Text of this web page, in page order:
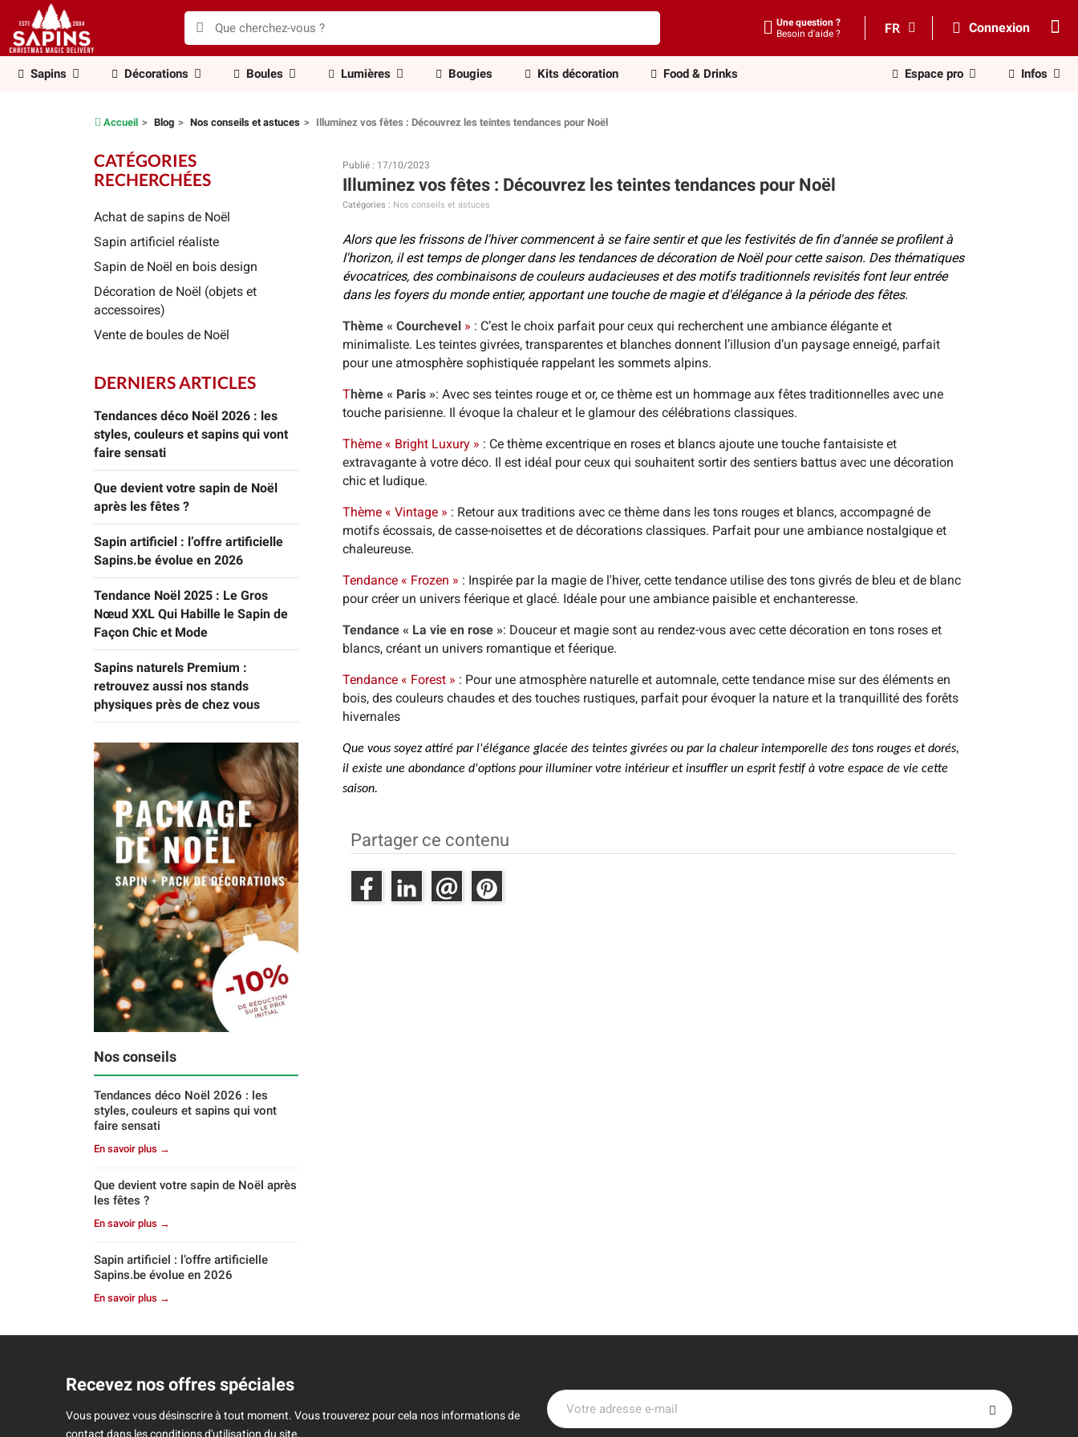
Une question ?
Besoin d'aide ?
FR Connexion
Sapins Décorations Boules Lumières Bougies Kits décoration Food & Drinks Espace pro Infos
Accueil Blog Nos conseils et astuces Illuminez vos fêtes : Découvrez les teintes tendances pour Noël
CATÉGORIES
RECHERCHÉES
Achat de sapins de Noël
Sapin artificiel réaliste
Sapin de Noël en bois design
Décoration de Noël (objets et
accessoires)
Vente de boules de Noël
DERNIERS ARTICLES
Tendances déco Noël 2026 : les
styles, couleurs et sapins qui vont
faire sensati
Que devient votre sapin de Noël
après les fêtes ?
Sapin artificiel : l’offre artificielle
Sapins.be évolue en 2026
Tendance Noël 2025 : Le Gros
Nœud XXL Qui Habille le Sapin de
Façon Chic et Mode
Sapins naturels Premium :
retrouvez aussi nos stands
physiques près de chez vous
Nos conseils
Tendances déco Noël 2026 : les
styles, couleurs et sapins qui vont
faire sensati
En savoir plus →
Que devient votre sapin de Noël après
les fêtes ?
En savoir plus →
Sapin artificiel : l’offre artificielle
Sapins.be évolue en 2026
En savoir plus →
Publié : 17/10/2023
Illuminez vos fêtes : Découvrez les teintes tendances pour Noël
Catégories : Nos conseils et astuces
Alors que les frissons de l'hiver commencent à se faire sentir et que les festivités de fin d'année se profilent à
l'horizon, il est temps de plonger dans les tendances de décoration de Noël pour cette saison. Des thématiques
évocatrices, des combinaisons de couleurs audacieuses et des motifs traditionnels revisités font leur entrée
dans les foyers du monde entier, apportant une touche de magie et d'élégance à la période des fêtes.
Thème « Courchevel » : C’est le choix parfait pour ceux qui recherchent une ambiance élégante et
minimaliste. Les teintes givrées, transparentes et blanches donnent l’illusion d’un paysage enneigé, parfait
pour une atmosphère sophistiquée rappelant les sommets alpins.
Thème « Paris »: Avec ses teintes rouge et or, ce thème est un hommage aux fêtes traditionnelles avec une
touche parisienne. Il évoque la chaleur et le glamour des célébrations classiques.
Thème « Bright Luxury » : Ce thème excentrique en roses et blancs ajoute une touche fantaisiste et
extravagante à votre déco. Il est idéal pour ceux qui souhaitent sortir des sentiers battus avec une décoration
chic et ludique.
Thème « Vintage » : Retour aux traditions avec ce thème dans les tons rouges et blancs, accompagné de
motifs écossais, de casse-noisettes et de décorations classiques. Parfait pour une ambiance nostalgique et
chaleureuse.
Tendance « Frozen » : Inspirée par la magie de l'hiver, cette tendance utilise des tons givrés de bleu et de blanc
pour créer un univers féerique et glacé. Idéale pour une ambiance paisible et enchanteresse.
Tendance « La vie en rose »: Douceur et magie sont au rendez-vous avec cette décoration en tons roses et
blancs, créant un univers romantique et féerique.
Tendance « Forest » : Pour une atmosphère naturelle et automnale, cette tendance mise sur des éléments en
bois, des couleurs chaudes et des touches rustiques, parfait pour évoquer la nature et la tranquillité des forêts
hivernales
Que vous soyez attiré par l'élégance glacée des teintes givrées ou par la chaleur intemporelle des tons rouges et dorés,
il existe une abondance d'options pour illuminer votre intérieur et insuffler un esprit festif à votre espace de vie cette
saison.
Partager ce contenu
Recevez nos offres spéciales
Vous pouvez vous désinscrire à tout moment. Vous trouverez pour cela nos informations de
contact dans les conditions d'utilisation du site.